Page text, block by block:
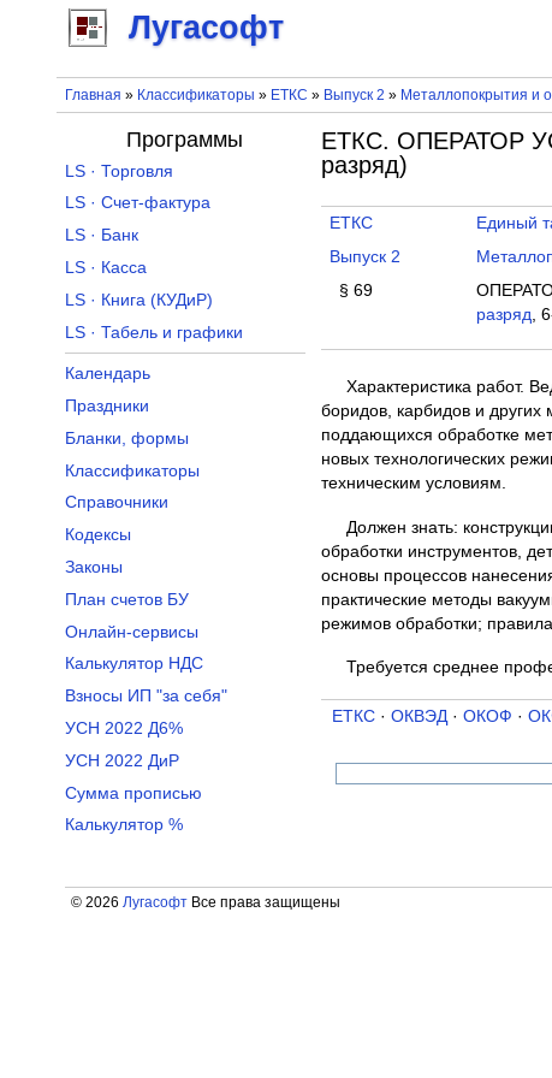
Лугасофт
Главная » Классификаторы » ЕТКС » Выпуск 2 » Металлопокрытия и
ЕТКС. ОПЕРАТОР
разряд)
ЕТКС
Единый
Выпуск 2
§ 69
разряд,
Характеристика работ.
боридов, карбидов и других
поддающихся обработке
новых технологических
техническим условиям.
Должен знать:
обработки инструментов,
основы процессов
практические методы
режимов обработки;
Требуется среднее
ЕТКС· ОКВЭД· ОКОФ ·
Программы
LS · Торговля
LS · Счет-фактура
LS · Банк
LS · Касса
LS · Книга (КУДиР)
LS · Табель и графики
Календарь
Праздники
Бланки, формы
Классификаторы
Справочники
Кодексы
Законы
План счетов БУ
Онлайн-сервисы
Калькулятор НДС
Взносы ИП "за себя"
УСН 2022 Д6%
УСН 2022 ДиР
Сумма прописью
Калькулятор %
© 2026 ЛугасофтВсе права защищены